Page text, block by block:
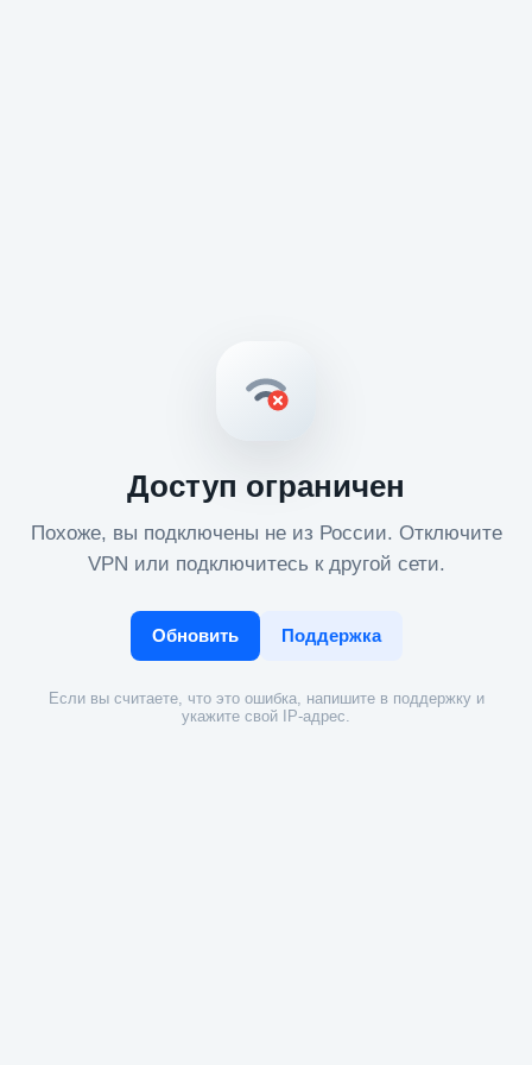
Доступ ограничен
Похоже, вы подключены не из России. Отключите
VPN или подключитесь к другой сети.
Обновить Поддержка
Если вы считаете, что это ошибка, напишите в поддержку и
укажите свой IP-адрес.